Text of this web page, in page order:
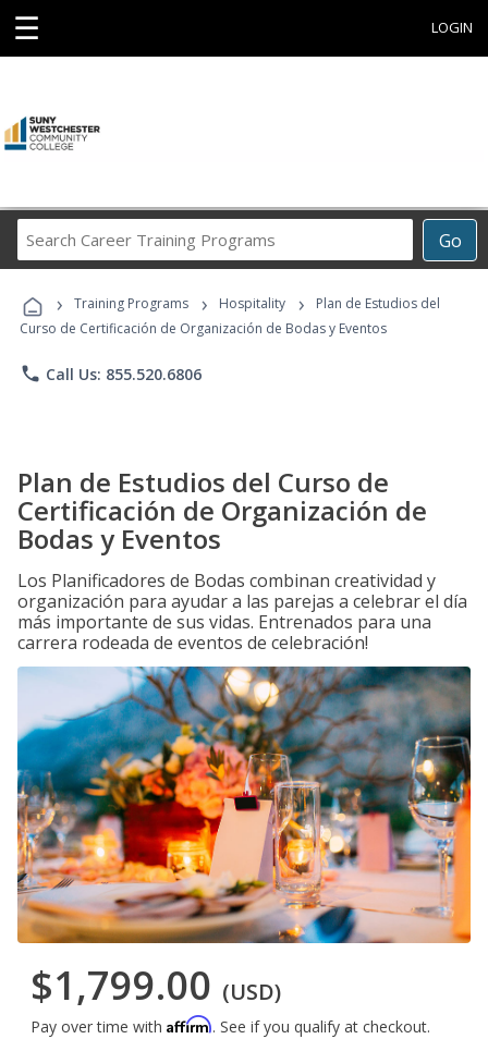
☰ LOGIN
Go
Career
Programs
› Training Programs › Hospitality ›
Plan de Estudios del
Curso de Certificación de Organización de Bodas y Eventos
phone Call Us: 855.520.6806
Plan de Estudios del Curso de
Certificación de Organización de
Bodas y Eventos
Los Planificadores de Bodas combinan creatividad y
organización para ayudar a las parejas a celebrar el día
más importante de sus vidas. Entrenados para una
carrera rodeada de eventos de celebración!
$1,799.00 (USD)
Pay over time with Affirm. See if you qualify at checkout.